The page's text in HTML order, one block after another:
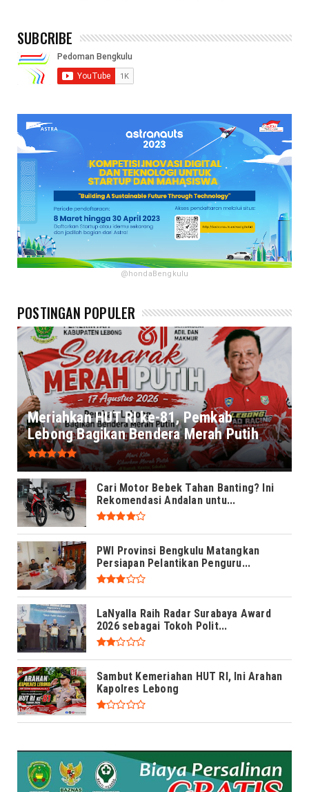
SUBCRIBE
@hondaBengkulu
POSTINGAN POPULER
Meriahkan HUT RI ke-81, Pemkab
Lebong Bagikan Bendera Merah Putih
Cari Motor Bebek Tahan Banting? Ini
Rekomendasi Andalan untu...
PWI Provinsi Bengkulu Matangkan
Persiapan Pelantikan Penguru...
LaNyalla Raih Radar Surabaya Award
2026 sebagai Tokoh Polit...
Sambut Kemeriahan HUT RI, Ini Arahan
Kapolres Lebong